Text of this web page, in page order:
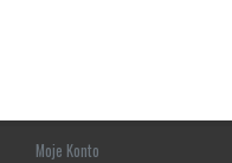
Moje Konto